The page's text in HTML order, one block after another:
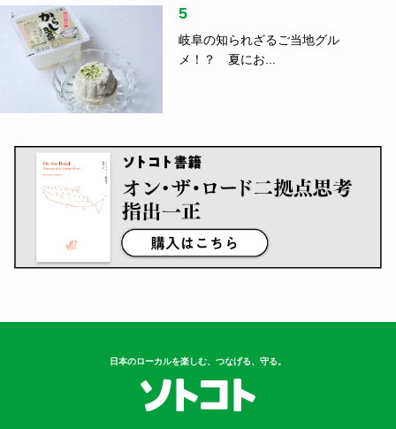
5
岐阜の知られざるご当地グル
メ！？ 夏にお...
日本のローカルを楽しむ、つなげる、守る。